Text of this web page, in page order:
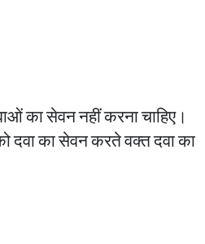
का सेवन नहीं करना चाहिए।
दवा का सेवन करते वक्त दवा का